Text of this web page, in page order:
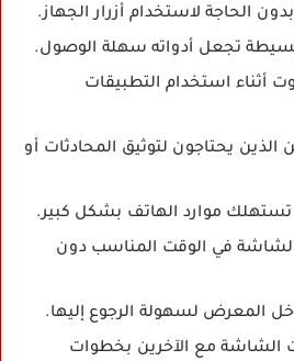
الحاجة لاستخدام أزرار الجهاز.
تجعل أدواته سهلة الوصول.
أثناء استخدام التطبيقات
يحتاجون لتوثيق المحادثات أو
تستهلك موارد الهاتف بشكل كبير.
في الوقت المناسب دون
المعرض لسهولة الرجوع إليها.
الشاشة مع الآخرين بخطوات